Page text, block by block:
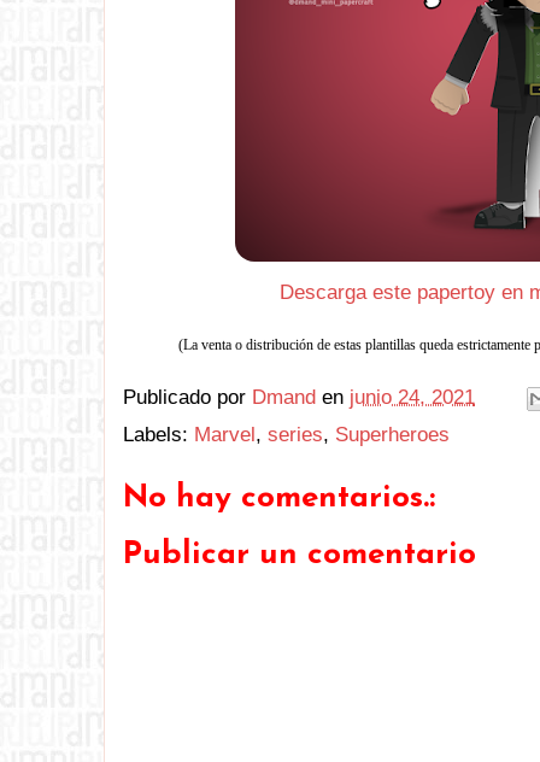
Descarga este papertoy en
(La venta o distribución de estas plantillas queda estrictamente
Publicado por Dmand en junio 24, 2021
Labels: Marvel, series, Superheroes
No hay comentarios.:
Publicar un comentario